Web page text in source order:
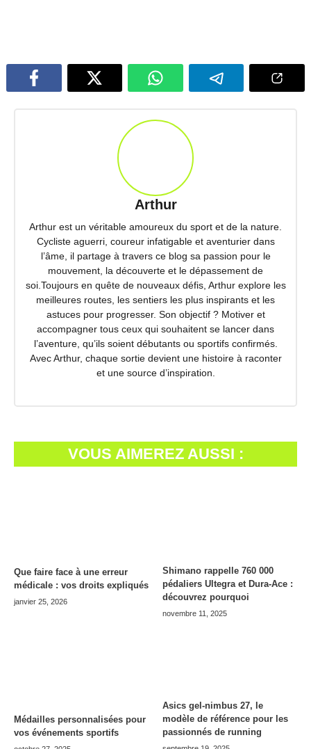
Arthur
Arthur est un véritable amoureux du sport et de la nature.
Cycliste aguerri, coureur infatigable et aventurier dans
l’âme, il partage à travers ce blog sa passion pour le
mouvement, la découverte et le dépassement de
soi.Toujours en quête de nouveaux défis, Arthur explore les
meilleures routes, les sentiers les plus inspirants et les
astuces pour progresser. Son objectif ? Motiver et
accompagner tous ceux qui souhaitent se lancer dans
l’aventure, qu’ils soient débutants ou sportifs confirmés.
Avec Arthur, chaque sortie devient une histoire à raconter
et une source d’inspiration.
VOUS AIMEREZ AUSSI :
Que faire face à une erreur
médicale : vos droits expliqués
janvier 25, 2026
Shimano rappelle 760 000
pédaliers Ultegra et Dura-Ace :
découvrez pourquoi
novembre 11, 2025
Médailles personnalisées pour
vos événements sportifs
Asics gel-nimbus 27, le
modèle de référence pour les
passionnés de running